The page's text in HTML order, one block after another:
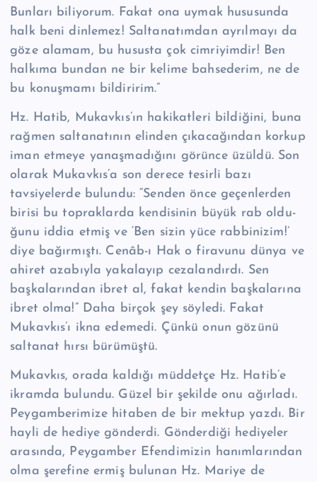
Bunları biliyorum. Fakat ona uy­mak hususunda
halk beni dinlemez! Saltanatımdan ayrılmayı da
göze alamam, bu hususta çok cimriyimdir! Ben
halkıma bundan ne bir kelime bahsederim, ne de
bu konuşmamı bildiririm.”
Hz. Hatib, Mukavkıs’ın hakikatleri bildiğini, buna
rağmen saltanatının elin­den çıka­cağından korkup
iman etmeye yanaşmadığını görünce üzüldü. Son
ola­rak Mukav­kıs’a son derece tesirli bazı
tavsiyelerde bulundu: “Senden önce geçenlerden
birisi bu topraklarda kendisinin büyük rab oldu­
ğunu iddia etmiş ve ‘Ben sizin yüce rabbinizim!’
diye bağırmıştı. Cenâb-ı Hak o firavunu dünya ve
ahiret azabıyla yakalayıp cezalandırdı. Sen
başkalarından ibret al, fakat kendin başkalarına
ibret olma!” Daha birçok şey söyledi. Fa­kat
Mukavkıs’ı ikna edemedi. Çünkü onun gözünü
saltanat hırsı bürümüştü.
Mukavkıs, orada kaldığı müddetçe Hz. Hatib’e
ikramda bulundu. Güzel bir şekilde onu ağırladı.
Peygamberimize hitaben de bir mektup yazdı. Bir
hayli de hediye gönderdi. Gönderdiği hediyeler
arasında, Peygamber Efendimizin ha­nımlarından
olma şerefine ermiş bulunan Hz. Mariye de